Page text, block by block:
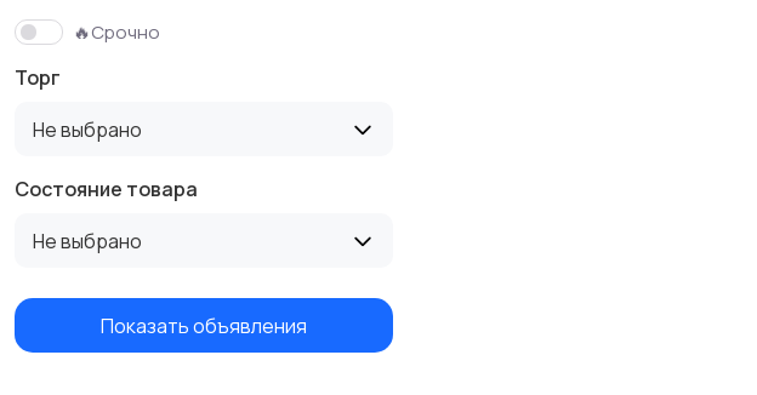
🔥Срочно
Торг
Не выбрано
Состояние товара
Не выбрано
Показать объявления